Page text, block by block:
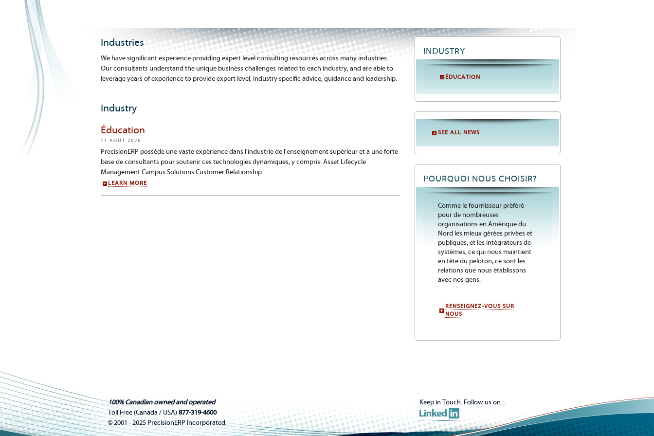
Industries
We have significant experience providing expert level consulting resources across many industries.
Our consultants understand the unique business challenges related to each industry, and are able to
leverage years of experience to provide expert level, industry specific advice, guidance and leadership.
Industry
Éducation
11 AOÛT 2025
PrecisionERP possède une vaste expérience dans l'industrie de l'enseignement supérieur et a une forte
base de consultants pour soutenir ces technologies dynamiques, y compris: Asset Lifecycle
Management Campus Solutions Customer Relationship.
LEARN MORE
INDUSTRY
ÉDUCATION
SEE ALL NEWS
POURQUOI NOUS CHOISIR?
Comme le fournisseur préféré
pour de nombreuses
organisations en Amérique du
Nord les mieux gérées privées et
publiques, et les intégrateurs de
systèmes, ce qui nous maintient
en tête du peloton, ce sont les
relations que nous établissons
avec nos gens.
RENSEIGNEZ-VOUS SUR
NOUS
100% Canadian owned and operated
Toll Free (Canada / USA)877-319-4600
© 2001 - 2025 PrecisionERP Incorporated.
Keep in Touch. Follow us on...